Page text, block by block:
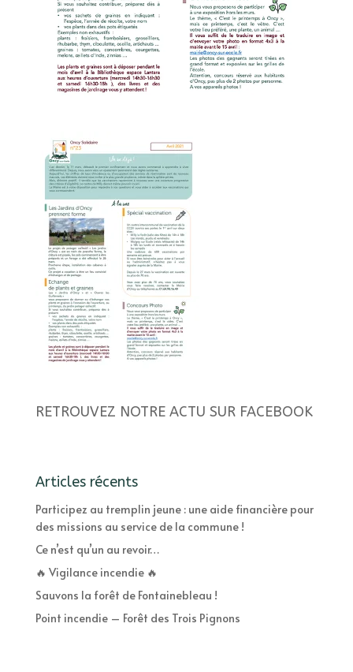
RETROUVEZ NOTRE ACTU SUR FACEBOOK
Articles récents
Participez au tremplin jeune : une aide financière pour
des missions au service de la commune !
Ce n’est qu’un au revoir…
🔥 Vigilance incendie 🔥
Sauvons la forêt de Fontainebleau !
Point incendie – Forêt des Trois Pignons